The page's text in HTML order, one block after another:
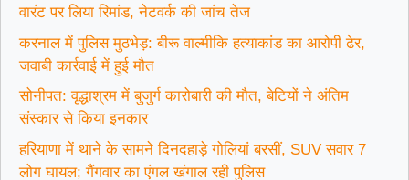
वारंट पर लिया रिमांड, नेटवर्क की जांच तेज
करनाल में पुलिस मुठभेड़: बीरू वाल्मीकि हत्याकांड का आरोपी ढेर,
जवाबी कार्रवाई में हुई मौत
सोनीपत: वृद्धाश्रम में बुजुर्ग कारोबारी की मौत, बेटियों ने अंतिम
संस्कार से किया इनकार
हरियाणा में थाने के सामने दिनदहाड़े गोलियां बरसीं, SUV सवार 7
लोग घायल; गैंगवार का एंगल खंगाल रही पुलिस